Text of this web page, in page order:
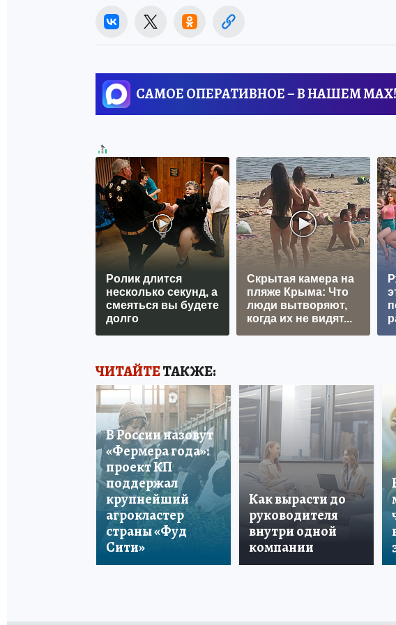
САМОЕ ОПЕРАТИВНОЕ – В НАШЕМ MAX!
Ролик длится
несколько секунд, а
смеяться вы будете
долго
Скрытая камера на
пляже Крыма: Что
люди вытворяют,
когда их не видят...
ЧИТАЙТЕТАКЖЕ:
В России назовут
«Фермера года»:
проект КП
поддержал
крупнейший
агрокластер
страны «Фуд
Сити»
Как вырасти до
руководителя
внутри одной
компании